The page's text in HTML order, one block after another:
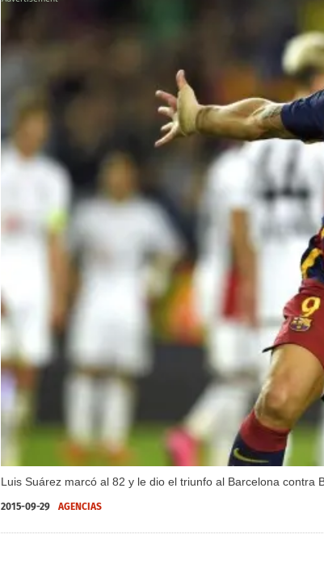
Luis Suárez marcó al 82 y le dio el triunfo al Barcelona contra
2015-09-29 AGENCIAS